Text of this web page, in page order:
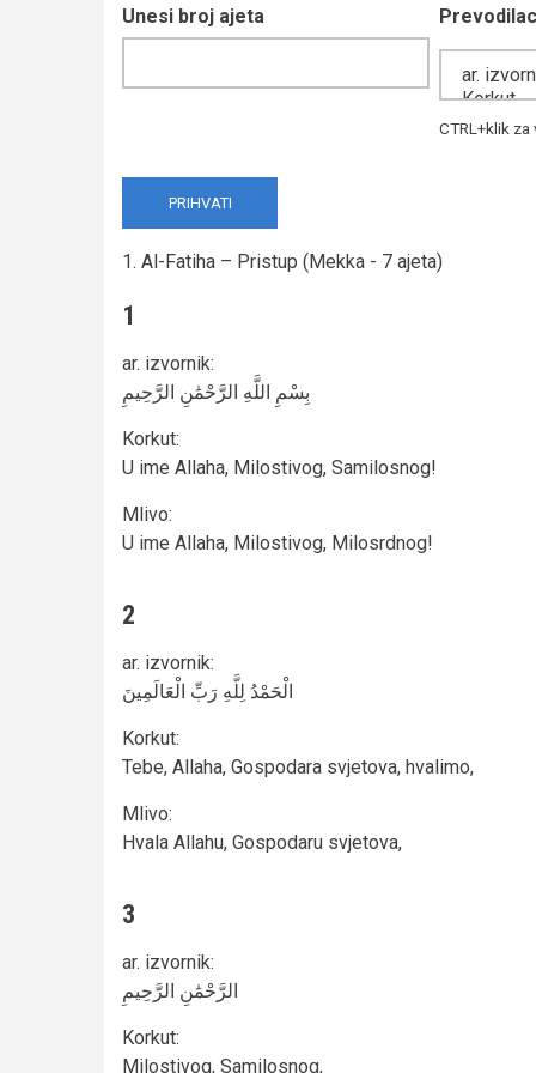
Unesi broj ajeta Prevodilac
CTRL+klik
1. Al-Fatiha – Pristup (Mekka - 7 ajeta)
1
ar. izvornik:
بِسْمِ اللَّهِ الرَّحْمَٰنِ الرَّحِيمِ
Korkut:
U ime Allaha, Milostivog, Samilosnog!
Mlivo:
U ime Allaha, Milostivog, Milosrdnog!
2
ar. izvornik:
الْحَمْدُ لِلَّهِ رَبِّ الْعَالَمِينَ
Korkut:
Tebe, Allaha, Gospodara svjetova, hvalimo,
Mlivo:
Hvala Allahu, Gospodaru svjetova,
3
ar. izvornik:
الرَّحْمَٰنِ الرَّحِيمِ
Korkut:
Milostivog, Samilosnog,